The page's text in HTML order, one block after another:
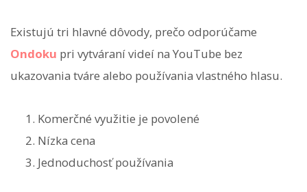
Existujú tri hlavné dôvody, prečo odporúčame
Ondoku pri vytváraní videí na YouTube bez
ukazovania tváre alebo používania vlastného hlasu.
Komerčné využitie je povolené
Nízka cena
Jednoduchosť používania